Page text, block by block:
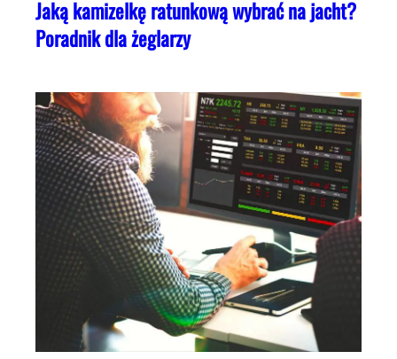
Jaką kamizelkę ratunkową wybrać na jacht?
Poradnik dla żeglarzy